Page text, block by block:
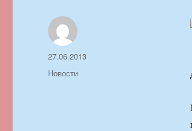
Автор
Опубликовано
27.06.2013
Рубрики
Новости